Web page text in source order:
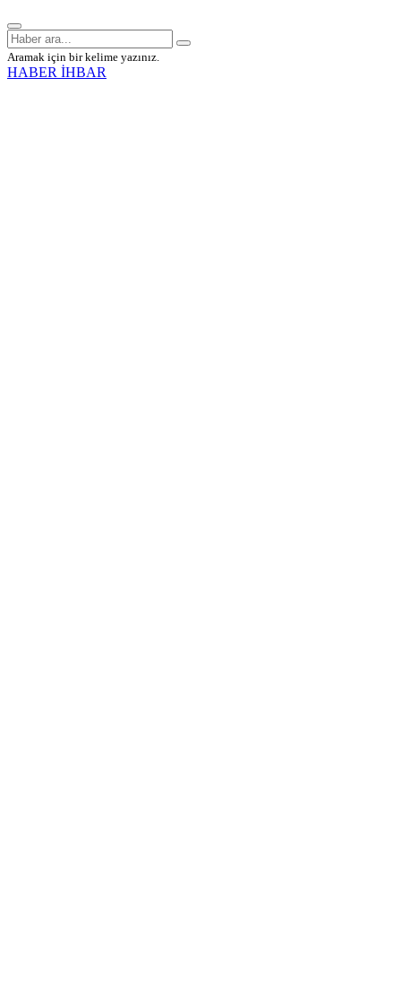
Aramak için bir kelime yazınız.
HABER İHBAR